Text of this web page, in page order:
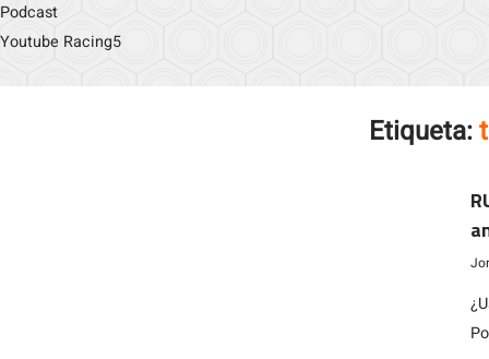
Podcast
Youtube Racing5
Etiqueta: